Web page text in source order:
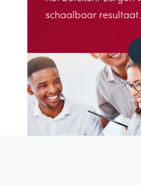
schaalbaar resultaat.